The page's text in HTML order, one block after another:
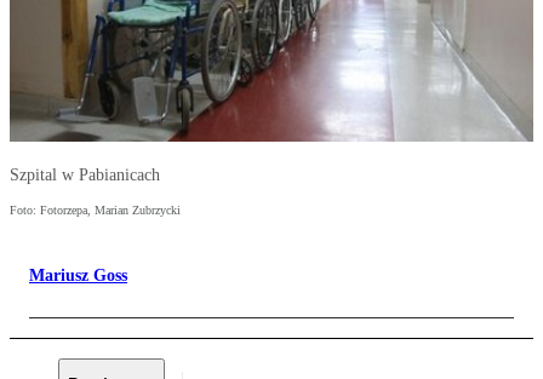
Szpital w Pabianicach
Foto: Fotorzepa, Marian Zubrzycki
Mariusz Goss